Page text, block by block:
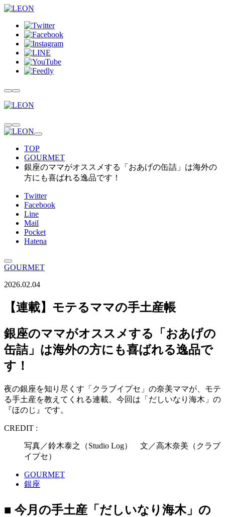
TOP
GOURMET
銀座のママがオススメする「おあげの缶詰」は海外の
方にも喜ばれる逸品です！
Twitter
Facebook
Line
Mail
Pocket
Hatena
GOURMET
2026.02.04
【連載】モテるママの手土産帳
銀座のママがオススメする「おあげの
缶詰」は海外の方にも喜ばれる逸品で
す！
夜の銀座を知り尽くす「クラブイプセ」の奈美ママが、モテ
る手土産を教えてくれる連載。今回は「だしいなり海木」の
『ほのじ』です。
CREDIT :
写真／鈴木泰之（Studio Log） 文／高木奈美（クラブ
イプセ）
GOURMET
銀座
■ 今月の手土産「だしいなり海木」の